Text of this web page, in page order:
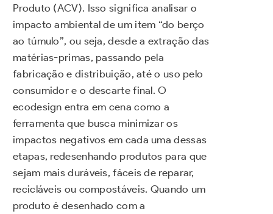
Produto (ACV). Isso significa analisar o
impacto ambiental de um item “do berço
ao túmulo”, ou seja, desde a extração das
matérias-primas, passando pela
fabricação e distribuição, até o uso pelo
consumidor e o descarte final. O
ecodesign entra em cena como a
ferramenta que busca minimizar os
impactos negativos em cada uma dessas
etapas, redesenhando produtos para que
sejam mais duráveis, fáceis de reparar,
recicláveis ou compostáveis. Quando um
produto é desenhado com a